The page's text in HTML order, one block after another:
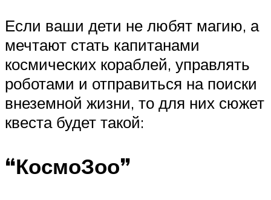
Если ваши дети не любят магию, а
мечтают стать капитанами
космических кораблей, управлять
роботами и отправиться на поиски
внеземной жизни, то для них сюжет
квеста будет такой:
“КосмоЗоо”